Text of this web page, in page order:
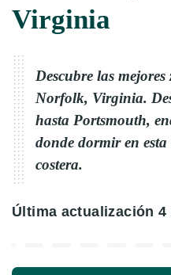
Virginia
Descubre las
Norfolk, Virginia.
hasta Portsmouth,
donde dormir en
costera.
Última actualización 4